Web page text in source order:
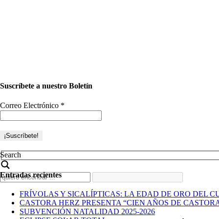
Suscríbete a nuestro Boletín
Correo Electrónico *
Search
Entradas recientes
FRÍVOLAS Y SICALÍPTICAS: LA EDAD DE ORO DEL
CASTORA HERZ PRESENTA “CIEN AÑOS DE
SUBVENCIÓN NATALIDAD 2025-2026